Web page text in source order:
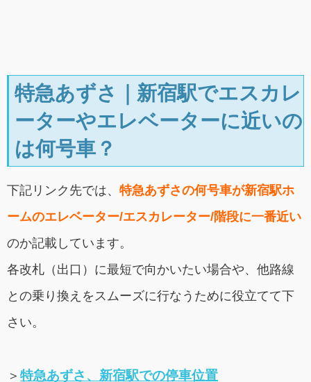
特急あずさ｜新宿駅でエスカレ
ーターやエレベーターに近いの
は何号車？
下記リンク先では、 特急あずさの何号車が新宿駅ホ
ームのエレベーター/エスカレーター/階段に一番近い
のか記載しています。
各改札（出口）に最短で向かいたい場合や、他路線
との乗り換えをスムーズに行なうために役立てて下
さい。
＞ 特急あずさ、新宿駅での停車位置